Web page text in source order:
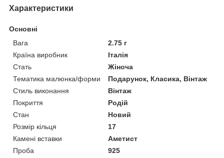
Характеристики
Основні
Вага
2.75 г
Країна виробник
Італія
Стать
Жіноча
Тематика малюнка/форми
Подарунок, Класика, Вінтаж
Стиль виконання
Вінтаж
Покриття
Родій
Стан
Новий
Розмір кільця
17
Камені вставки
Аметист
Проба
925